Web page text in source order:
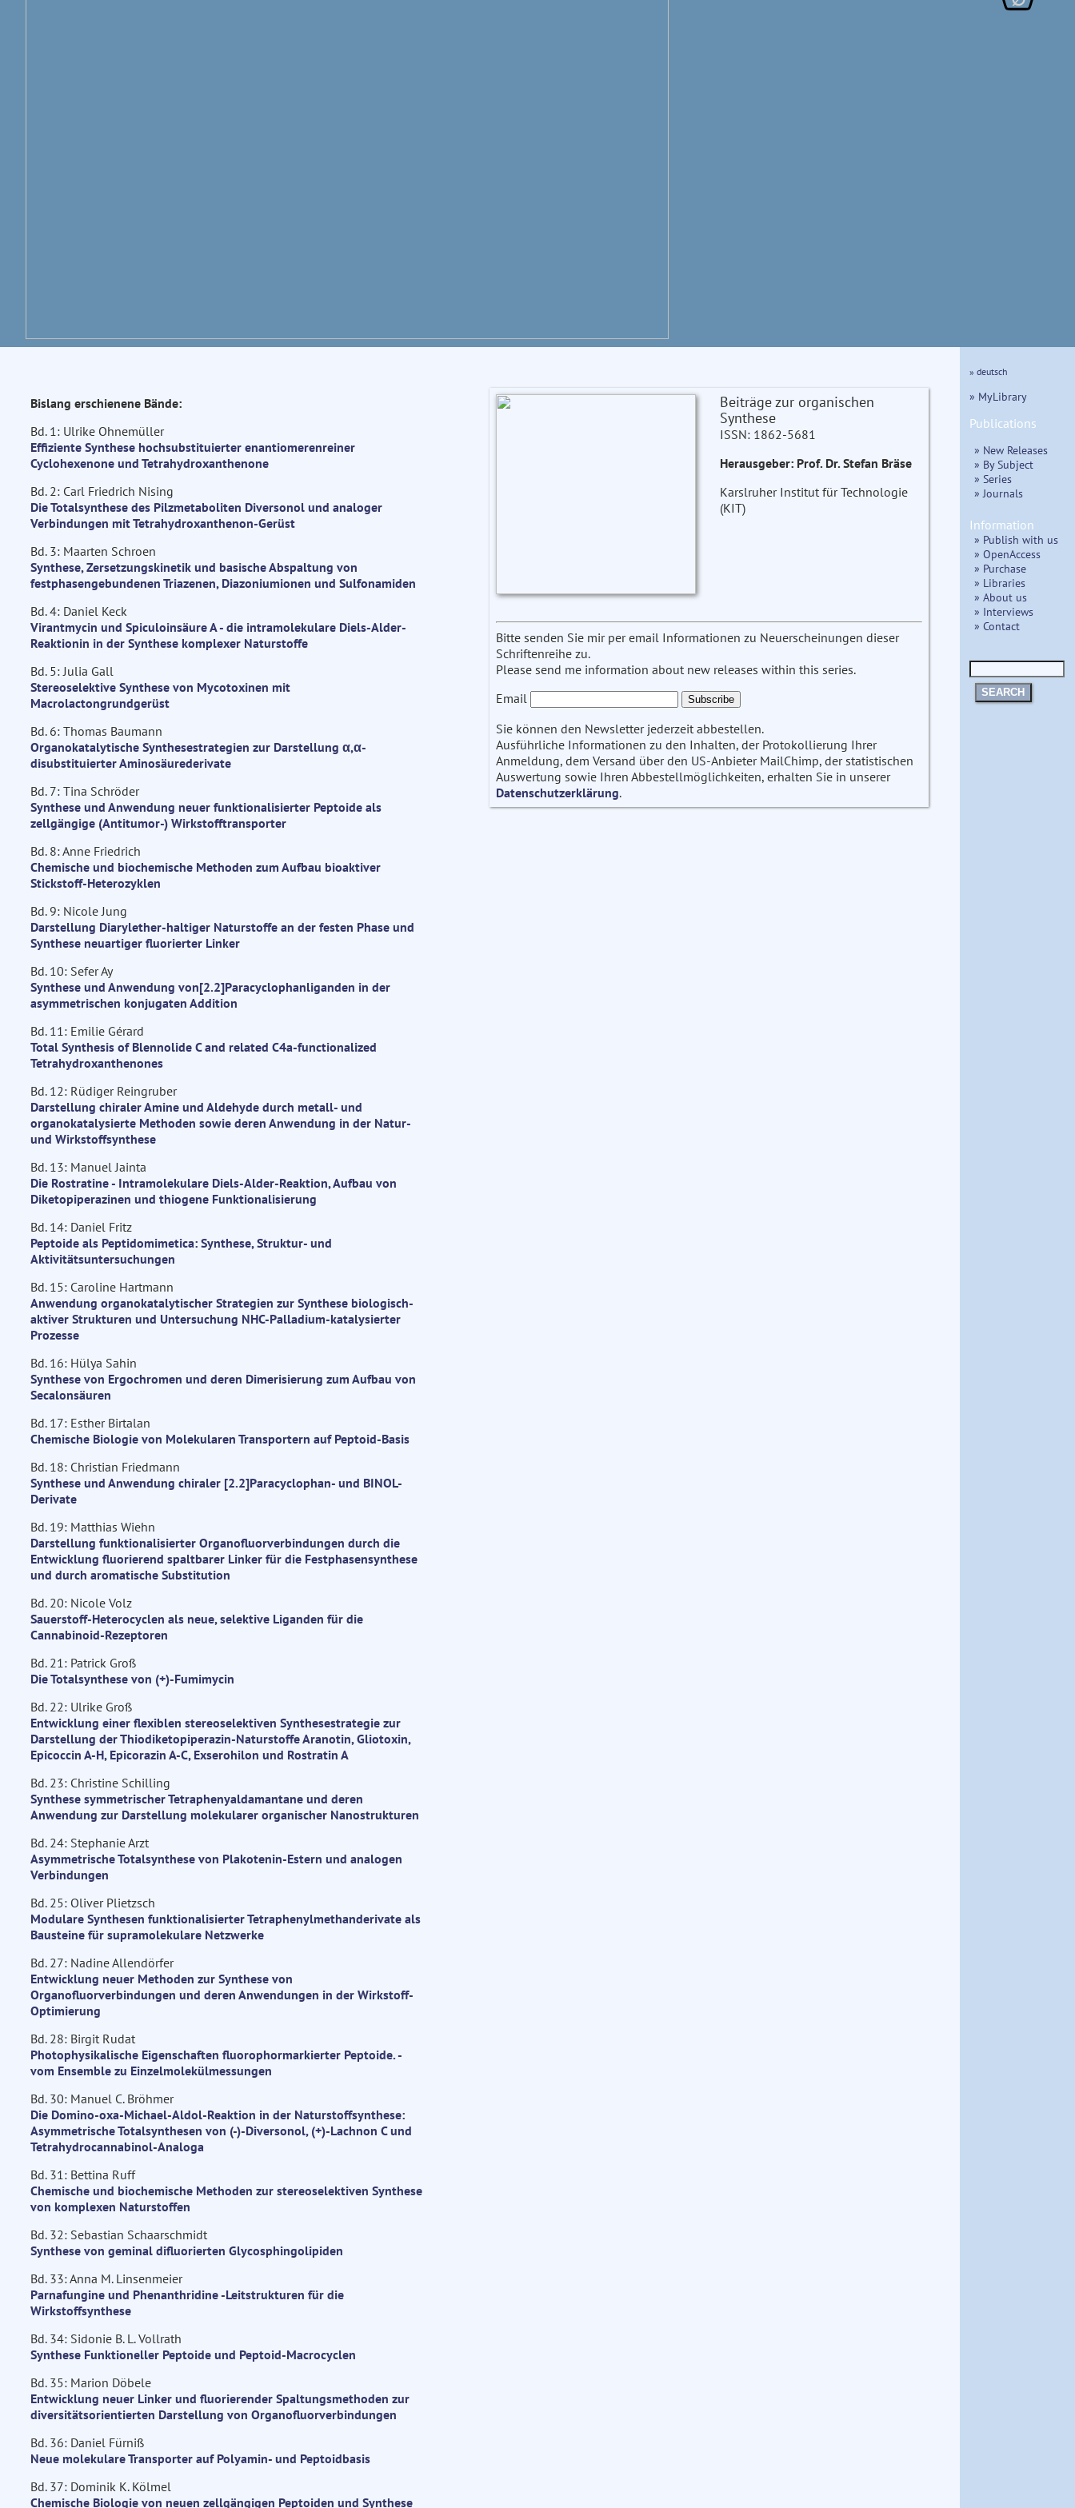
Beiträge zur organischen
Synthese
ISSN: 1862-5681
Herausgeber: Prof. Dr. Stefan Bräse
Karslruher Institut für Technologie
(KIT)
Bitte senden Sie mir per email Informationen zu Neuerscheinungen dieser
Schriftenreihe zu.
Please send me information about new releases within this series.
Email
Sie können den Newsletter jederzeit abbestellen.
Ausführliche Informationen zu den Inhalten, der Protokollierung Ihrer
Anmeldung, dem Versand über den US-Anbieter MailChimp, der statistischen
Auswertung sowie Ihren Abbestellmöglichkeiten, erhalten Sie in unserer
Datenschutzerklärung.
Bislang erschienene Bände:
Bd. 1: Ulrike Ohnemüller
Effiziente Synthese hochsubstituierter enantiomerenreiner
Cyclohexenone und Tetrahydroxanthenone
Bd. 2: Carl Friedrich Nising
Die Totalsynthese des Pilzmetaboliten Diversonol und analoger
Verbindungen mit Tetrahydroxanthenon-Gerüst
Bd. 3: Maarten Schroen
Synthese, Zersetzungskinetik und basische Abspaltung von
festphasengebundenen Triazenen, Diazoniumionen und Sulfonamiden
Bd. 4: Daniel Keck
Virantmycin und Spiculoinsäure A - die intramolekulare Diels-Alder-
Reaktionin in der Synthese komplexer Naturstoffe
Bd. 5: Julia Gall
Stereoselektive Synthese von Mycotoxinen mit
Macrolactongrundgerüst
Bd. 6: Thomas Baumann
Organokatalytische Synthesestrategien zur Darstellung α,α-
disubstituierter Aminosäurederivate
Bd. 7: Tina Schröder
Synthese und Anwendung neuer funktionalisierter Peptoide als
zellgängige (Antitumor-) Wirkstofftransporter
Bd. 8: Anne Friedrich
Chemische und biochemische Methoden zum Aufbau bioaktiver
Stickstoff-Heterozyklen
Bd. 9: Nicole Jung
Darstellung Diarylether-haltiger Naturstoffe an der festen Phase und
Synthese neuartiger fluorierter Linker
Bd. 10: Sefer Ay
Synthese und Anwendung von[2.2]Paracyclophanliganden in der
asymmetrischen konjugaten Addition
Bd. 11: Emilie Gérard
Total Synthesis of Blennolide C and related C4a-functionalized
Tetrahydroxanthenones
Bd. 12: Rüdiger Reingruber
Darstellung chiraler Amine und Aldehyde durch metall- und
organokatalysierte Methoden sowie deren Anwendung in der Natur-
und Wirkstoffsynthese
Bd. 13: Manuel Jainta
Die Rostratine - Intramolekulare Diels-Alder-Reaktion, Aufbau von
Diketopiperazinen und thiogene Funktionalisierung
Bd. 14: Daniel Fritz
Peptoide als Peptidomimetica: Synthese, Struktur- und
Aktivitätsuntersuchungen
Bd. 15: Caroline Hartmann
Anwendung organokatalytischer Strategien zur Synthese biologisch-
aktiver Strukturen und Untersuchung NHC-Palladium-katalysierter
Prozesse
Bd. 16: Hülya Sahin
Synthese von Ergochromen und deren Dimerisierung zum Aufbau von
Secalonsäuren
Bd. 17: Esther Birtalan
Chemische Biologie von Molekularen Transportern auf Peptoid-Basis
Bd. 18: Christian Friedmann
Synthese und Anwendung chiraler [2.2]Paracyclophan- und BINOL-
Derivate
Bd. 19: Matthias Wiehn
Darstellung funktionalisierter Organofluorverbindungen durch die
Entwicklung fluorierend spaltbarer Linker für die Festphasensynthese
und durch aromatische Substitution
Bd. 20: Nicole Volz
Sauerstoff-Heterocyclen als neue, selektive Liganden für die
Cannabinoid-Rezeptoren
Bd. 21: Patrick Groß
Die Totalsynthese von (+)-Fumimycin
Bd. 22: Ulrike Groß
Entwicklung einer flexiblen stereoselektiven Synthesestrategie zur
Darstellung der Thiodiketopiperazin-Naturstoffe Aranotin, Gliotoxin,
Epicoccin A-H, Epicorazin A-C, Exserohilon und Rostratin A
Bd. 23: Christine Schilling
Synthese symmetrischer Tetraphenyaldamantane und deren
Anwendung zur Darstellung molekularer organischer Nanostrukturen
Bd. 24: Stephanie Arzt
Asymmetrische Totalsynthese von Plakotenin-Estern und analogen
Verbindungen
Bd. 25: Oliver Plietzsch
Modulare Synthesen funktionalisierter Tetraphenylmethanderivate als
Bausteine für supramolekulare Netzwerke
Bd. 27: Nadine Allendörfer
Entwicklung neuer Methoden zur Synthese von
Organofluorverbindungen und deren Anwendungen in der Wirkstoff-
Optimierung
Bd. 28: Birgit Rudat
Photophysikalische Eigenschaften fluorophormarkierter Peptoide. -
vom Ensemble zu Einzelmolekülmessungen
Bd. 30: Manuel C. Bröhmer
Die Domino-oxa-Michael-Aldol-Reaktion in der Naturstoffsynthese:
Asymmetrische Totalsynthesen von (-)-Diversonol, (+)-Lachnon C und
Tetrahydrocannabinol-Analoga
Bd. 31: Bettina Ruff
Chemische und biochemische Methoden zur stereoselektiven Synthese
von komplexen Naturstoffen
Bd. 32: Sebastian Schaarschmidt
Synthese von geminal difluorierten Glycosphingolipiden
Bd. 33: Anna M. Linsenmeier
Parnafungine und Phenanthridine -Leitstrukturen für die
Wirkstoffsynthese
Bd. 34: Sidonie B. L. Vollrath
Synthese Funktioneller Peptoide und Peptoid-Macrocyclen
Bd. 35: Marion Döbele
Entwicklung neuer Linker und fluorierender Spaltungsmethoden zur
diversitätsorientierten Darstellung von Organofluorverbindungen
Bd. 36: Daniel Fürniß
Neue molekulare Transporter auf Polyamin- und Peptoidbasis
Bd. 37: Dominik K. Kölmel
Chemische Biologie von neuen zellgängigen Peptoiden und Synthese
» deutsch
» MyLibrary
Publications
» New Releases
» By Subject
» Series
» Journals
Information
» Publish with us
» OpenAccess
» Purchase
» Libraries
» About us
» Interviews
» Contact
SEARCH